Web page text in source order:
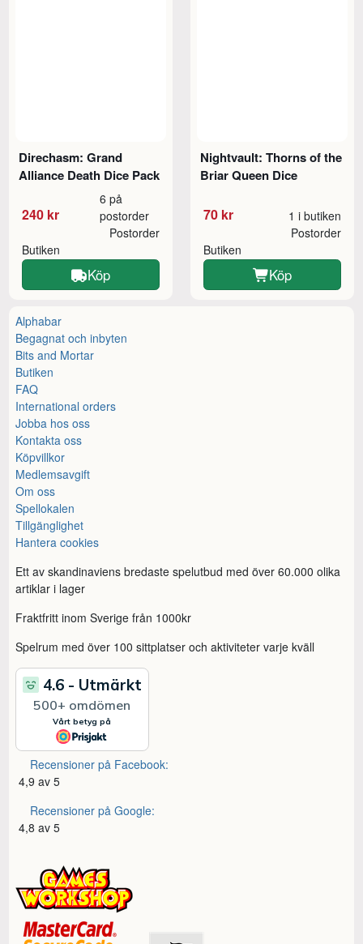
Direchasm: Grand
Alliance Death Dice Pack
240 kr
6 på
postorder
Butiken
Postorder
Köp
Nightvault: Thorns of the
Briar Queen Dice
70 kr 1 i butiken
Butiken
Postorder
Köp
Alphabar
Begagnat och inbyten
Bits and Mortar
Butiken
FAQ
International orders
Jobba hos oss
Kontakta oss
Köpvillkor
Medlemsavgift
Om oss
Spellokalen
Tillgänglighet
Hantera cookies
Ett av skandinaviens bredaste spelutbud med över 60.000 olika
artiklar i lager
Fraktfritt inom Sverige från 1000kr
Spelrum med över 100 sittplatser och aktiviteter varje kväll
Recensioner på Facebook:
4,9 av 5
Recensioner på Google:
4,8 av 5